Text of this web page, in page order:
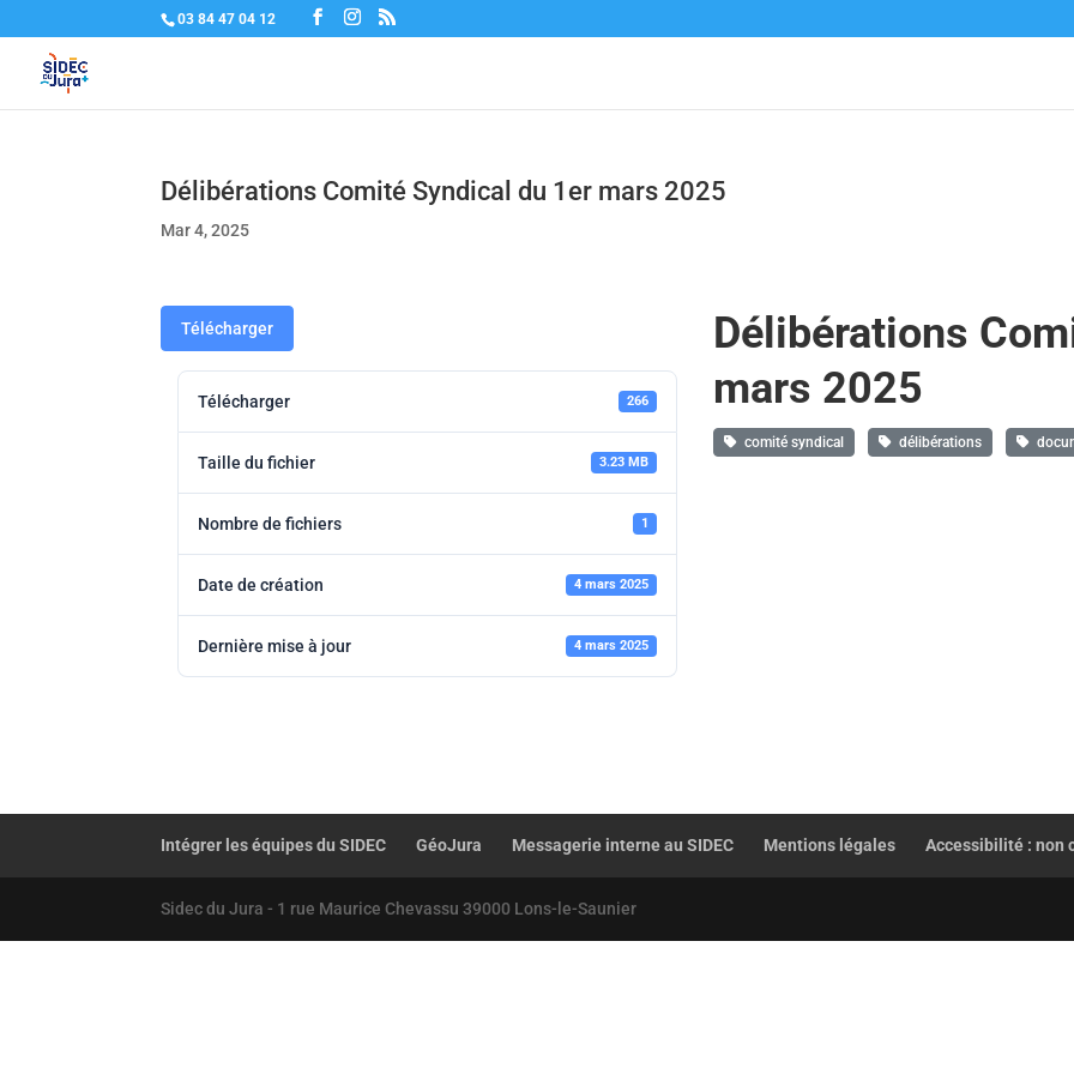
03 84 47 04 12
Délibérations Comité Syndical du 1er mars 2025
Mar 4, 2025
Télécharger
Télécharger 266
Taille du fichier 3.23 MB
Nombre de fichiers 1
Date de création 4 mars 2025
Dernière mise à jour 4 mars 2025
Délibérations
mars 2025
comité syndical délibérations
Intégrer les équipes du SIDEC GéoJura Messagerie interne au SIDEC Mentions légales Accessibilité : non
Sidec du Jura - 1 rue Maurice Chevassu 39000 Lons-le-Saunier